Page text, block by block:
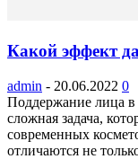
Какой эффект
admin - 20.06.2022 0
Поддержание лица в
сложная задача,
современных
отличаются не